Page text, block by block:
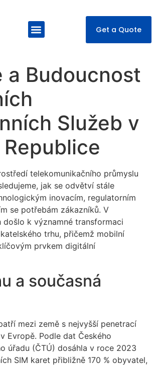
Get a Quote
a Budoucnost
Služeb v
telekomunikačního průmyslu
jak se odvětví stále
inovacím, regulatorním
se potřebám zákazníků. V
došlo k významné transformaci
trhu, přičemž mobilní
prvkem digitální
a současná
mezi země s nejvyšší penetrací
Evropě. Podle dat Českého
úřadu (ČTÚ) dosáhla v roce 2023
SIM karet přibližně 170 % obyvatel,